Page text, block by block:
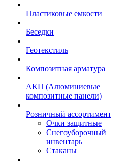
Пластиковые емкости
Беседки
Геотекстиль
Композитная арматура
АКП (Алюминиевые
композитные панели)
Розничный ассортимент
Очки защитные
Снегоуборочный
инвентарь
Стаканы